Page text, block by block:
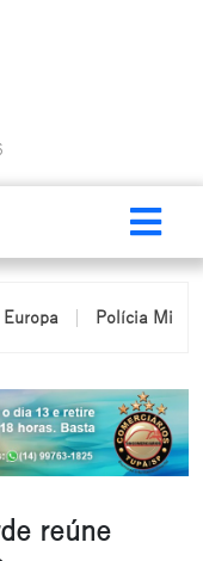
Polícia Militar
reúne